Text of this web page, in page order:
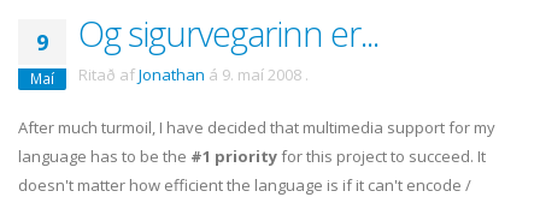
9
Maí
Og sigurvegarinn er...
Ritað afJonathan á 9. maí 2008 .
After much turmoil, I have decided that multimedia support for my
language has to be the #1 priorityfor this project to succeed. It
doesn't matter how efficient the language is if it can't encode /